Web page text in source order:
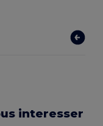
interesser